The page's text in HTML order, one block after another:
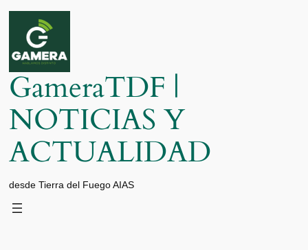
Saltar
contenido
GameraTDF |
NOTICIAS Y
ACTUALIDAD
desde Tierra del Fuego AIAS